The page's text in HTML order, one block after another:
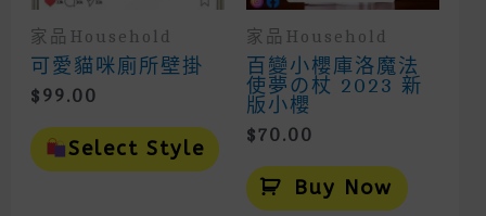
家品household
可愛貓咪廁所壁掛
$ 99.00
Select Style
This
Product
Has
Multiple
Variants.
家品household
百變小櫻庫洛魔法
使夢の杖 2023 新
版小櫻
$70.00
Buy Now